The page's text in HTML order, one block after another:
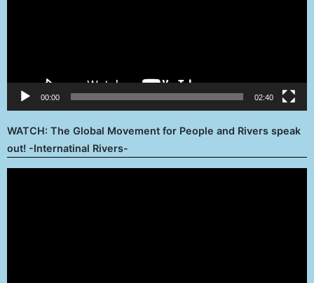
00:00 02:40
WATCH: The Global Movement for People and Rivers speak
out! -Internatinal Rivers-